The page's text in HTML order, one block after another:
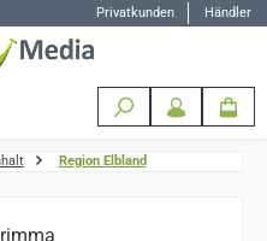
Privatkunden Händler
Region Elbland